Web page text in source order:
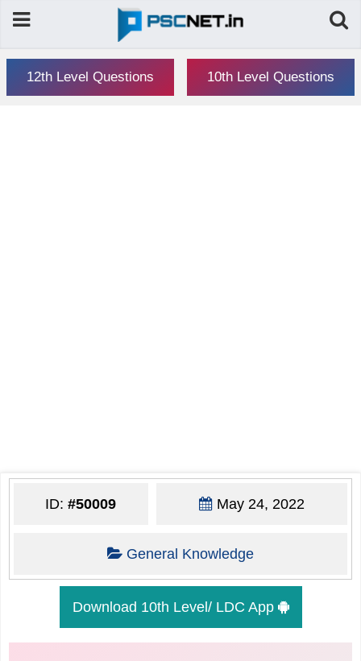
12th Level Questions 10th Level Questions
ID:#50009 May 24, 2022
General Knowledge
Download 10th Level/ LDC App